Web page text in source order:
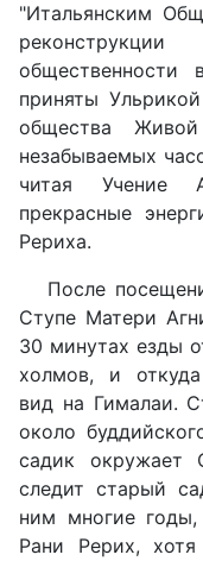
"Итальянским
приняты
общества
незабываемых
читая Учение
прекрасные
Рериха.
После
Cтупе Матери
30 минутах езды
холмов, и
вид на Гималаи.
около
садик окружает
следит старый
ним многие
Рани Рерих, хотя